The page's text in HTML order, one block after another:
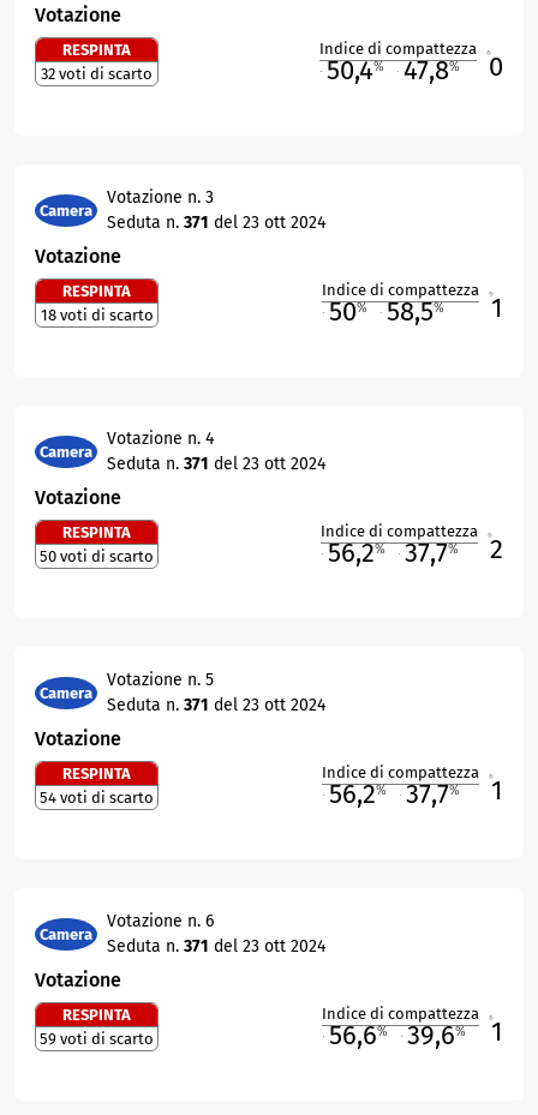
Votazione
RESPINTA
32 voti di scarto
Indice di compattezza
50,4% 47,8% 0
Camera
Votazione n. 3
Seduta n. 371 del 23 ott 2024
Votazione
RESPINTA
18 voti di scarto
Indice di compattezza
50% 58,5% 1
Camera
Votazione n. 4
Seduta n. 371 del 23 ott 2024
Votazione
RESPINTA
50 voti di scarto
Indice di compattezza
56,2% 37,7% 2
Camera
Votazione n. 5
Seduta n. 371 del 23 ott 2024
Votazione
RESPINTA
54 voti di scarto
Indice di compattezza
56,2% 37,7% 1
Camera
Votazione n. 6
Seduta n. 371 del 23 ott 2024
Votazione
RESPINTA
59 voti di scarto
Indice di compattezza
56,6% 39,6% 1